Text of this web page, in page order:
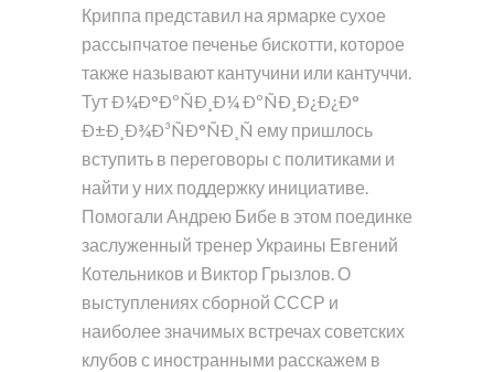
Криппа представил на ярмарке сухое
рассыпчатое печенье бискотти, которое
также называют кантучини или кантуччи.
Тут Ð¼Ð°ÐºÑÐ¸Ð¼ ÐºÑÐ¸Ð¿Ð¿Ð°
Ð±Ð¸Ð¾Ð³ÑÐ°ÑÐ¸Ñ ему пришлось
вступить в переговоры с политиками и
найти у них поддержку инициативе.
Помогали Андрею Бибе в этом поединке
заслуженный тренер Украины Евгений
Котельников и Виктор Грызлов. О
выступлениях сборной СССР и
наиболее значимых встречах советских
клубов с иностранными расскажем в